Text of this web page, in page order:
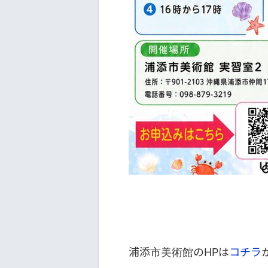
浦添市美術館のHPはコチラ